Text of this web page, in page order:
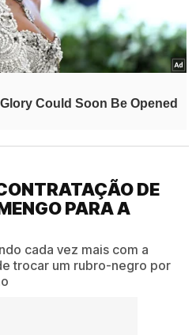
DE
PARA A
cada vez mais com a
trocar um rubro-negro por